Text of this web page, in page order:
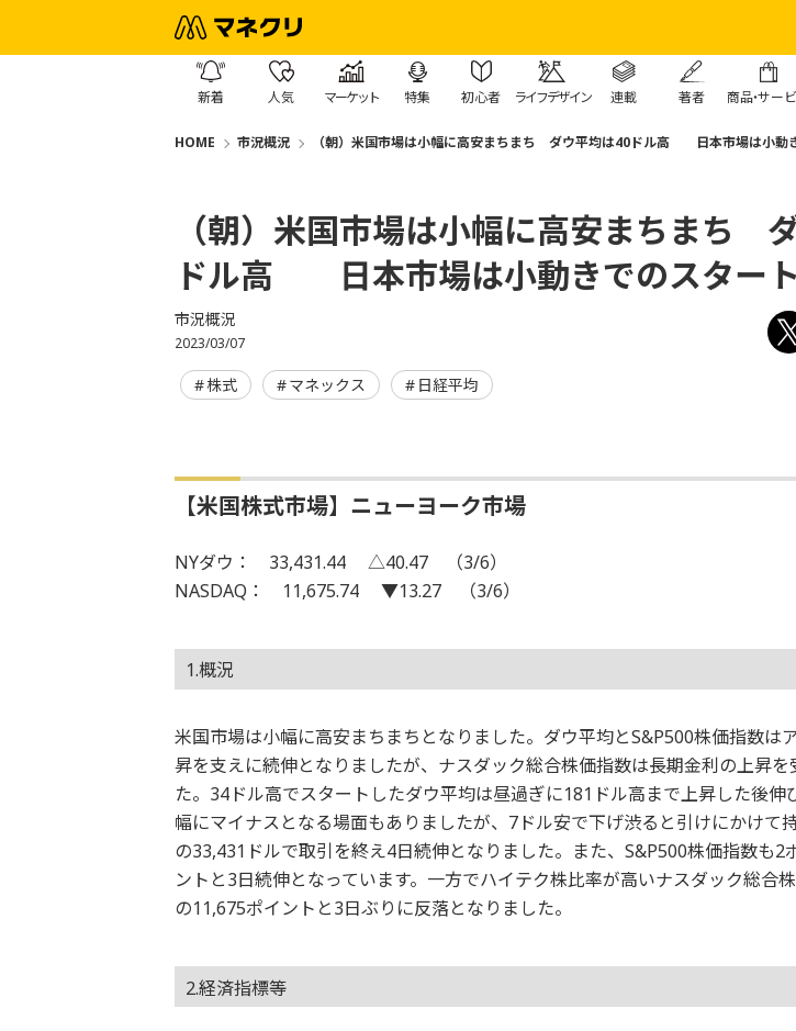
新着 人気 マーケット 特集 初心者 ライフデザイン 連載 著者 商品・サー
HOME 市況概況 （朝）米国市場は小幅に高安まちまち ダウ平均は40ドル高 日本市場は小動
（朝）米国市場は小幅に高安まちまち
ドル高 日本市場は小動きでのスター
市況概況
2023/03/07
株式 マネックス 日経平均
【米国株式市場】ニューヨーク市場
NYダウ： 33,431.44 △40.47 （3/6）
NASDAQ： 11,675.74 ▼13.27 （3/6）
1.概況
米国市場は小幅に高安まちまちとなりました。ダウ平均とS&P500株価指数は
昇を支えに続伸となりましたが、ナスダック総合株価指数は長期金利の上昇を
た。34ドル高でスタートしたダウ平均は昼過ぎに181ドル高まで上昇した後伸
幅にマイナスとなる場面もありましたが、7ドル安で下げ渋ると引けにかけて
の33,431ドルで取引を終え4日続伸となりました。また、S&P500株価指数も2
ントと3日続伸となっています。一方でハイテク株比率が高いナスダック総合
の11,675ポイントと3日ぶりに反落となりました。
2.経済指標等